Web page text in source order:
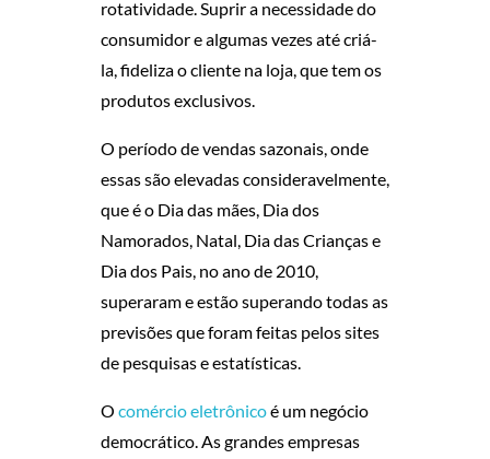
M
E
N
O
C
O
M
É
rotatividade. Suprir a necessidade do
consumidor e algumas vezes até criá-
la, fideliza o cliente na loja, que tem os
produtos exclusivos.
O período de vendas sazonais, onde
essas são elevadas consideravelmente,
que é o Dia das mães, Dia dos
Namorados, Natal, Dia das Crianças e
Dia dos Pais, no ano de 2010,
superaram e estão superando todas as
previsões que foram feitas pelos sites
de pesquisas e estatísticas.
O comércio eletrônicoé um negócio
democrático. As grandes empresas